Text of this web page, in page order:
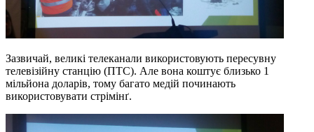
Зазвичай, великі телеканали використовують пересувну
телевізійну станцію (ПТС). Але вона коштує близько 1
мільйона доларів, тому багато медій починають
використовувати стрімінґ.